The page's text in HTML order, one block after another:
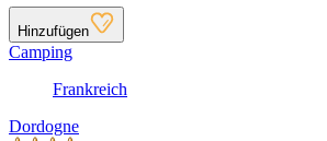
Hinzufügen
Camping
Frankreich
Dordogne